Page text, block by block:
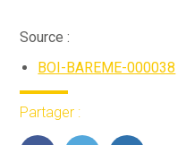
Source :
BOI-BAREME-000038
Partager :